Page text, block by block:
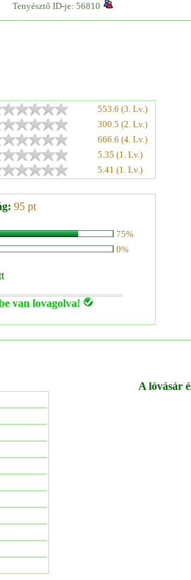
Tenyésztő ID-je: 56810
553.6 (3. Lv.)
300.5 (2. Lv.)
666.6 (4. Lv.)
5.35 (1. Lv.)
5.41 (1. Lv.)
95 pt
75%
0%
van lovagolva!
A lóvásár